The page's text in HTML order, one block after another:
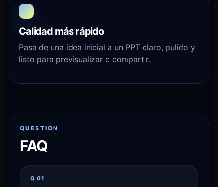
Calidad más rápido
Pasa de una idea inicial a un PPT claro, pulido y
listo para previsualizar o compartir.
QUESTION
FAQ
Q·01